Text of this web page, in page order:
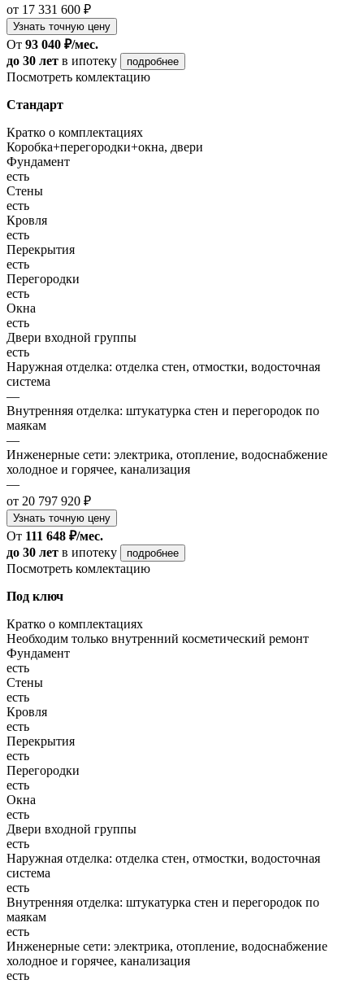
от 17 331 600 ₽
Узнать точную цену
От 93 040 ₽/мес.
до 30 лет в ипотеку подробнее
Посмотреть комлектацию
Стандарт
Кратко о комплектациях
Коробка+перегородки+окна, двери
Фундамент
есть
Стены
есть
Кровля
есть
Перекрытия
есть
Перегородки
есть
Окна
есть
Двери входной группы
есть
Наружная отделка: отделка стен, отмостки, водосточная
система
—
Внутренняя отделка: штукатурка стен и перегородок по
маякам
—
Инженерные сети: электрика, отопление, водоснабжение
холодное и горячее, канализация
—
от 20 797 920 ₽
Узнать точную цену
От 111 648 ₽/мес.
до 30 лет в ипотеку подробнее
Посмотреть комлектацию
Под ключ
Кратко о комплектациях
Необходим только внутренний косметический ремонт
Фундамент
есть
Стены
есть
Кровля
есть
Перекрытия
есть
Перегородки
есть
Окна
есть
Двери входной группы
есть
Наружная отделка: отделка стен, отмостки, водосточная
система
есть
Внутренняя отделка: штукатурка стен и перегородок по
маякам
есть
Инженерные сети: электрика, отопление, водоснабжение
холодное и горячее, канализация
есть